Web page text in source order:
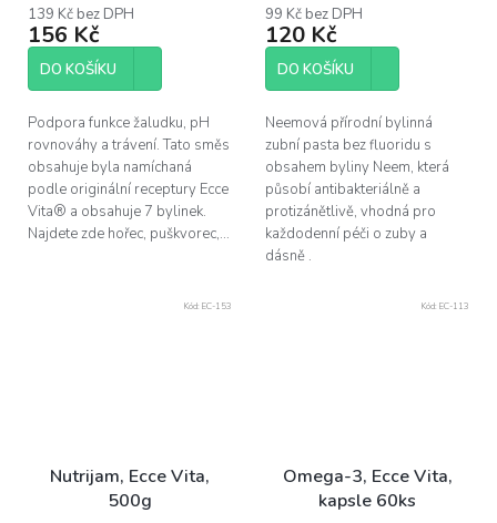
produktu
je
5,0
5
139 Kč bez DPH
156 Kč
DO KOŠÍKU
Podpora funkce žaludku, pH
rovnováhy a trávení. Tato směs
obsahuje byla namíchaná
podle originální receptury Ecce
Vita® a obsahuje 7 bylinek.
Najdete zde hořec, puškvorec,...
produktu
je
5,0
5
99 Kč bez DPH
120 Kč
DO KOŠÍKU
Neemová přírodní bylinná
zubní pasta bez fluoridu s
obsahem byliny Neem, která
působí antibakteriálně a
protizánětlivě, vhodná pro
každodenní péči o zuby a
dásně .
Nutrijam, Ecce Vita,
500g
Kód: EC-153
Omega-3, Ecce Vita,
kapsle 60ks
Kód: EC-113